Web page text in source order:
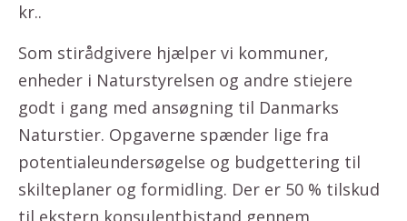
kr..
Som stirådgivere hjælper vi kommuner,
enheder i Naturstyrelsen og andre stiejere
godt i gang med ansøgning til Danmarks
Naturstier. Opgaverne spænder lige fra
potentialeundersøgelse og budgettering til
skilteplaner og formidling. Der er 50 % tilskud